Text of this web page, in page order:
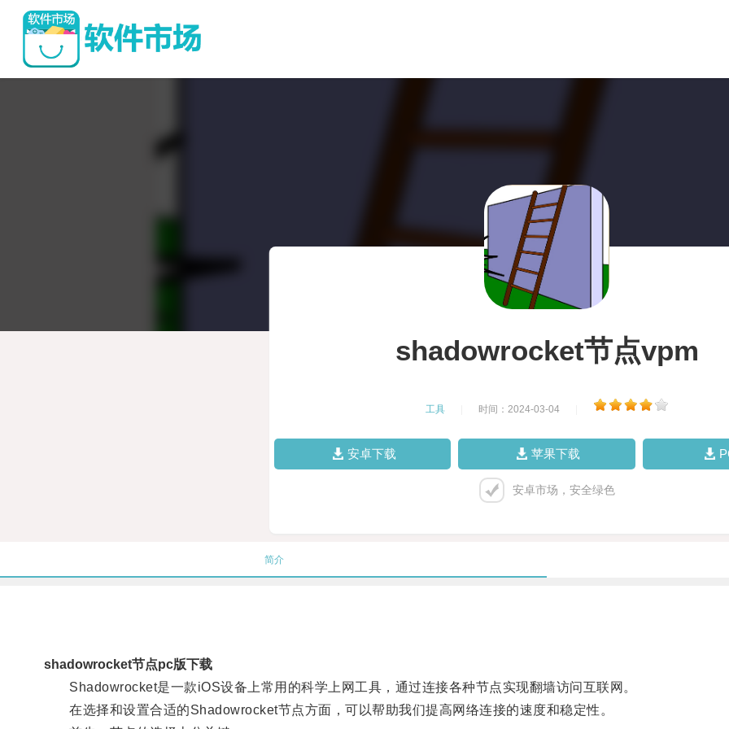
shadowrocket节点vpm
工具 时间：2024-03-04
安卓下载 苹果下载
安卓市场，安全绿色
简介
shadowrocket节点pc版下载
Shadowrocket是一款iOS设备上常用的科学上网工具，通过连接各种节点实现翻墙访问互联网。
在选择和设置合适的Shadowrocket节点方面，可以帮助我们提高网络连接的速度和稳定性。